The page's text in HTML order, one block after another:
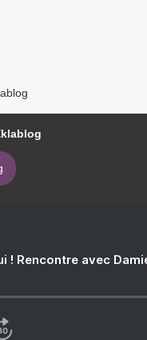
! Rencontre avec